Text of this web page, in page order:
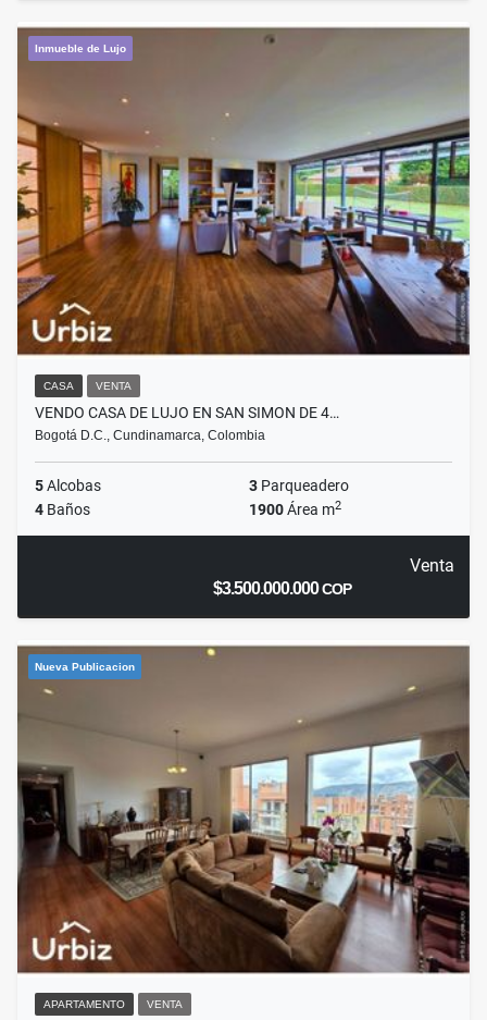
Inmueble de Lujo
CASA VENTA
VENDO CASA DE LUJO EN SAN SIMON DE 4…
Bogotá D.C., Cundinamarca, Colombia
5Alcobas 3 Parqueadero
4 Baños 1900Área m2
Venta
$3.500.000.000COP
Nueva Publicacion
APARTAMENTO VENTA